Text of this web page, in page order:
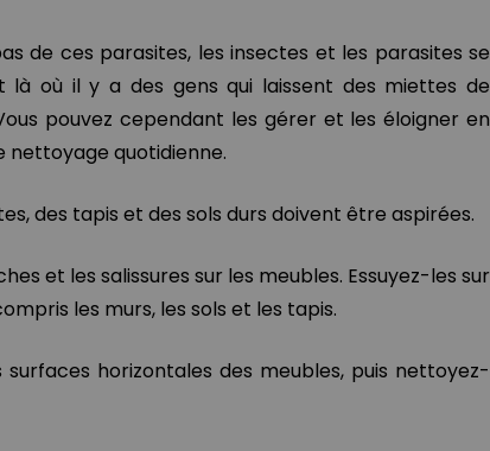
de ces parasites, les insectes et les parasites se
là où il y a des gens qui laissent des miettes de
pouvez cependant les gérer et les éloigner en
nettoyage quotidienne.
des tapis et des sols durs doivent être aspirées.
et les salissures sur les meubles. Essuyez-les sur
les murs, les sols et les tapis.
surfaces horizontales des meubles, puis nettoyez-